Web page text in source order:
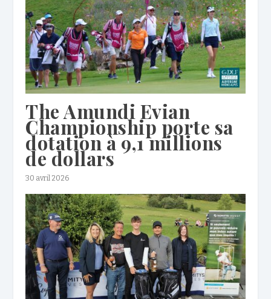
The Amundi Evian
Championship porte sa
dotation à 9,1 millions
de dollars
30 avril 2026